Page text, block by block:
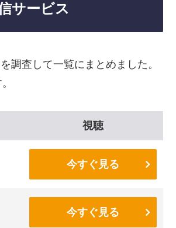
サービス
調査して一覧にまとめました。
視聴
今すぐ見る
今すぐ見る